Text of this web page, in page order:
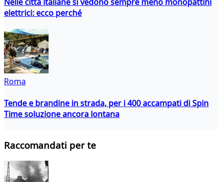
elettrici: ecco perché
Roma
Tende e brandine in strada, per i 400 accampati di Spin
Time soluzione ancora lontana
Raccomandati per te